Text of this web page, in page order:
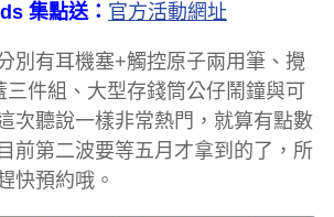
集點送： 官方活動網址
別有耳機塞+觸控原子兩用筆、攪
件組、大型存錢筒公仔鬧鐘與可
次聽說一樣非常熱門，就算有點數
前第二波要等五月才拿到的了，所
快預約哦。